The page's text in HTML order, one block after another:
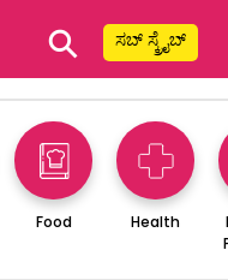
⚲ ಸಬ್ ಸ್ಕ್ರೈಬ್
Food Health